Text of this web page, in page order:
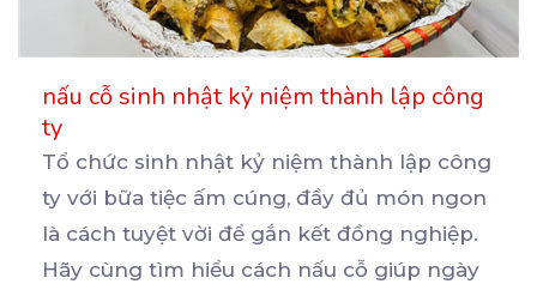
nấu cỗ sinh nhật kỷ niệm thành lập công
ty
Tổ chức sinh nhật kỷ niệm thành lập công
ty với bữa tiệc ấm cúng, đầy đủ món ngon
là cách tuyệt vời để gắn kết đồng nghiệp.
Hãy cùng tìm hiểu cách nấu cỗ giúp ngày